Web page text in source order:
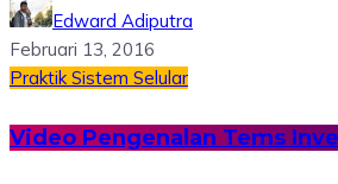
Edward Adiputra
Februari 13, 2016
Praktik Sistem Selular
Video Pengenalan Tems